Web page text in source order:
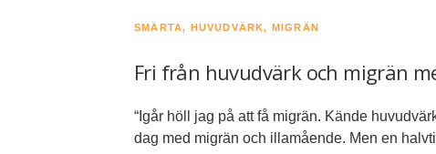
SMÄRTA, HUVUDVÄRK, MIGRÄN
Fri från huvudvärk och migrän
“Igår höll jag på att få migrän. Kände
dag med migrän och illamående. Men en